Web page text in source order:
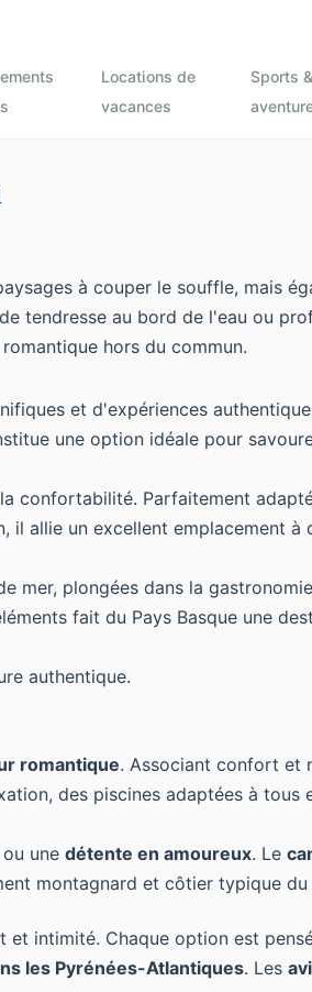
Locations de
vacances
Sports &
à couper le souffle, mais
tendresse au bord de l'eau ou
hors du commun.
et d'expériences
une option idéale pour
confortabilité. Parfaitement
allie un excellent emplacement à
mer, plongées dans la
fait du Pays Basque une
authentique.
romantique. Associant confort et
des piscines adaptées à tous
ou une détente en amoureux. Le
montagnard et côtier typique du
intimité. Chaque option est
les Pyrénées-Atlantiques. Les